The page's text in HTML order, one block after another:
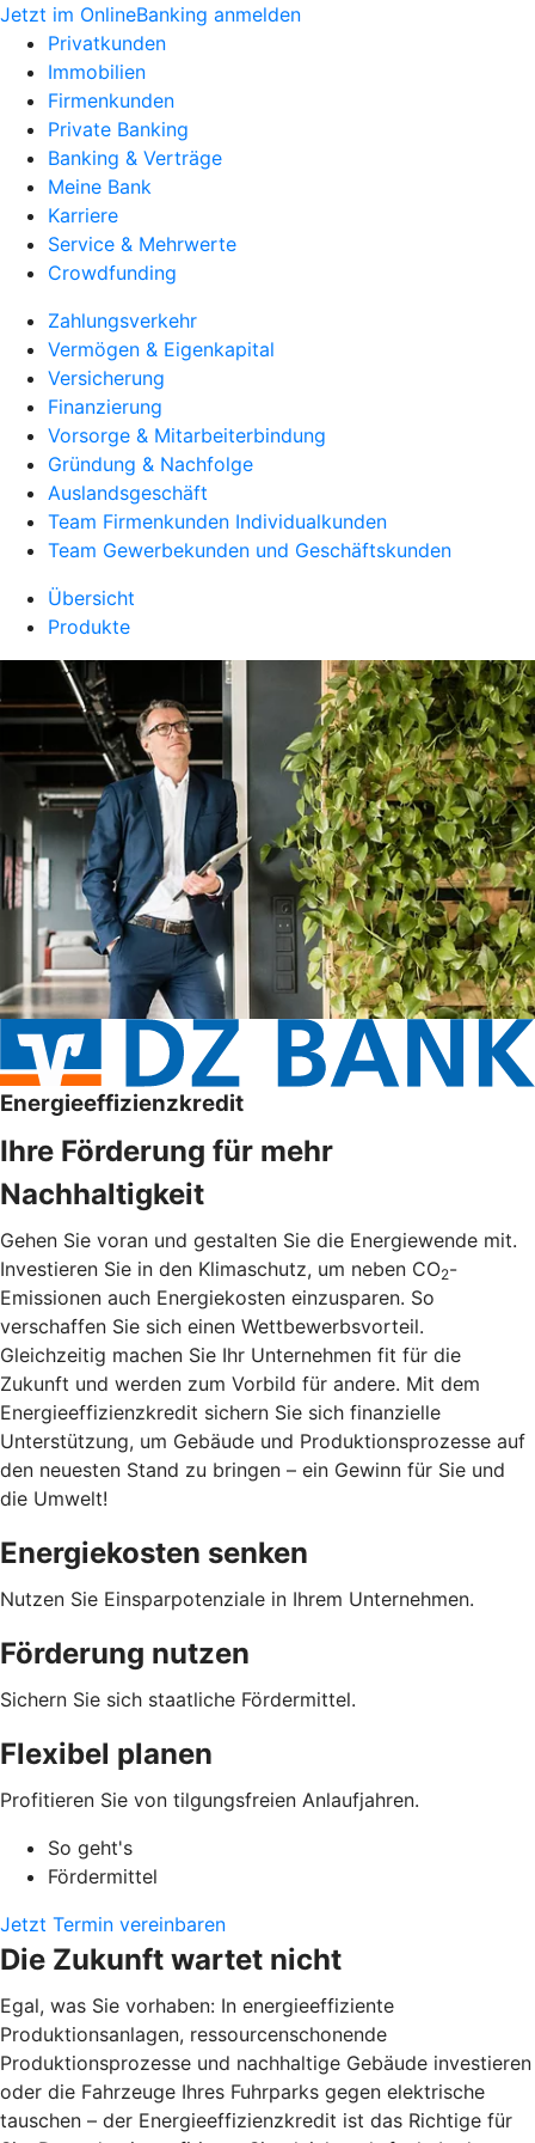
Jetzt im OnlineBanking anmelden
Privatkunden
Immobilien
Firmenkunden
Private Banking
Banking & Verträge
Meine Bank
Karriere
Service & Mehrwerte
Crowdfunding
Zahlungsverkehr
Vermögen & Eigenkapital
Versicherung
Finanzierung
Vorsorge & Mitarbeiterbindung
Gründung & Nachfolge
Auslandsgeschäft
Team Firmenkunden Individualkunden
Team Gewerbekunden und Geschäftskunden
Übersicht
Produkte
Energieeffizienzkredit
Ihre Förderung für mehr
Nachhaltigkeit
Gehen Sie voran und gestalten Sie die Energiewende mit.
Investieren Sie in den Klimaschutz, um neben CO2-
Emissionen auch Energiekosten einzusparen. So
verschaffen Sie sich einen Wettbewerbsvorteil.
Gleichzeitig machen Sie Ihr Unternehmen fit für die
Zukunft und werden zum Vorbild für andere. Mit dem
Energieeffizienzkredit sichern Sie sich finanzielle
Unterstützung, um Gebäude und Produktionsprozesse auf
den neuesten Stand zu bringen – ein Gewinn für Sie und
die Umwelt!
Energiekosten senken
Nutzen Sie Einsparpotenziale in Ihrem Unternehmen.
Förderung nutzen
Sichern Sie sich staatliche Fördermittel.
Flexibel planen
Profitieren Sie von tilgungsfreien Anlaufjahren.
So geht's
Fördermittel
Jetzt Termin vereinbaren
Die Zukunft wartet nicht
Egal, was Sie vorhaben: In energieeffiziente
Produktionsanlagen, ressourcenschonende
Produktionsprozesse und nachhaltige Gebäude investieren
oder die Fahrzeuge Ihres Fuhrparks gegen elektrische
tauschen – der Energieeffizienzkredit ist das Richtige für